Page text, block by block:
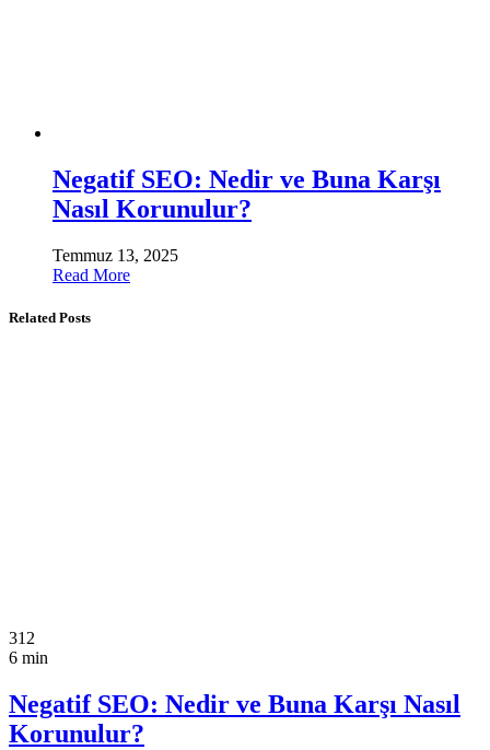
Negatif SEO: Nedir ve Buna Karşı
Nasıl Korunulur?
Temmuz 13, 2025
Read More
Related Posts
312
6 min
Negatif SEO: Nedir ve Buna Karşı Nasıl
Korunulur?